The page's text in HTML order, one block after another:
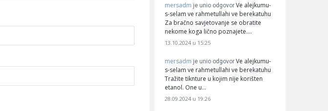
mersadm je unio odgovor Ve alejkumu-
s-selam ve rahmetullahi ve berekatuhu
Za bračno savjetovanje se obratite
nekome koga lično poznajete.…
13.10.2024 u 15:25
mersadm je unio odgovor Ve alejkumu-
s-selam ve rahmetullahi ve berekatuhu
Tražite tiknture u kojim nije korišten
etanol. One u…
28.09.2024 u 19:26